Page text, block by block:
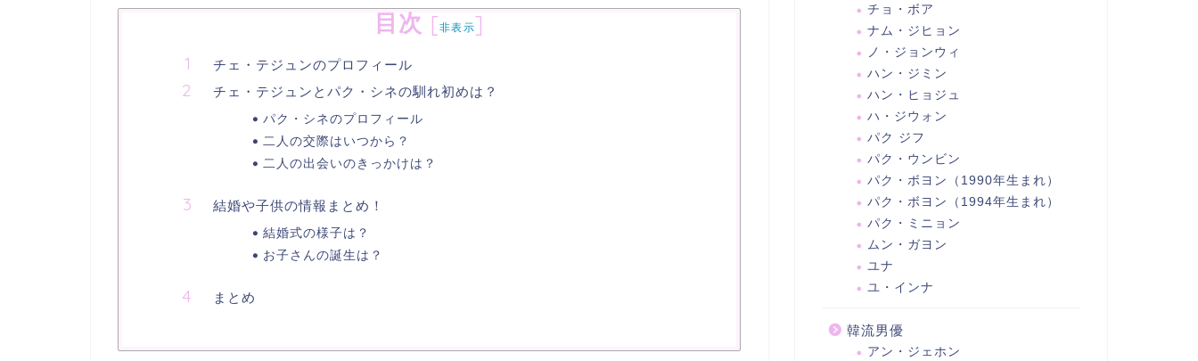
目次 [非表示]
チェ・テジュンのプロフィール
チェ・テジュンとパク・シネの馴れ初めは？
パク・シネのプロフィール
二人の交際はいつから？
二人の出会いのきっかけは？
結婚や子供の情報まとめ！
結婚式の様子は？
お子さんの誕生は？
まとめ
チョ・ボア
ナム・ジヒョン
ノ・ジョンウィ
ハン・ジミン
ハン・ヒョジュ
ハ・ジウォン
パク ジフ
パク・ウンビン
パク・ボヨン（1990年生まれ）
パク・ボヨン（1994年生まれ）
パク・ミニョン
ムン・ガヨン
ユナ
ユ・インナ
韓流男優
アン・ジェホン